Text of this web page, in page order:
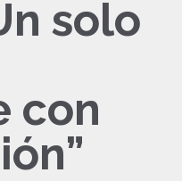
solo
con